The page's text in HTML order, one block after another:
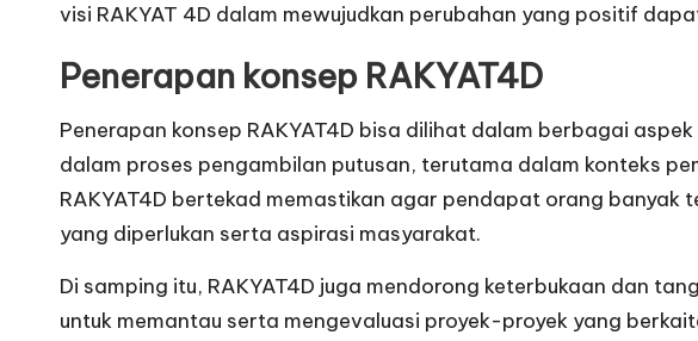
visi RAKYAT 4D dalam mewujudkan perubahan yang positif
Penerapan konsep RAKYAT4D
Penerapan konsep RAKYAT4D bisa dilihat dalam berbagai
dalam proses pengambilan putusan, terutama dalam konteks
RAKYAT4D bertekad memastikan agar pendapat orang
yang diperlukan serta aspirasi masyarakat.
Di samping itu, RAKYAT4D juga mendorong keterbukaan dan
untuk memantau serta mengevaluasi proyek-proyek yang